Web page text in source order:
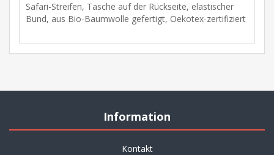
Safari-Streifen, Tasche auf der Rückseite, elastischer
Bund, aus Bio-Baumwolle gefertigt, Oekotex-zertifiziert
Information
Kontakt